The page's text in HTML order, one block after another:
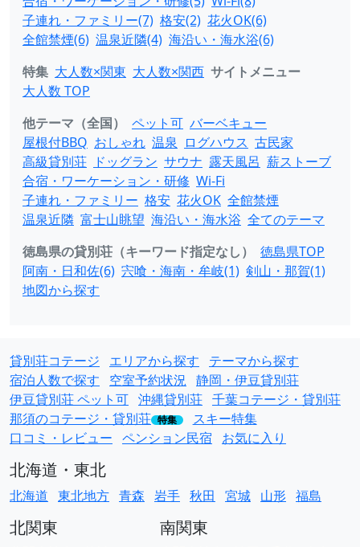
子連れ・ファミリー(7) 格安(2) 花火OK(6)
全館禁煙(6) 温泉近隣(4) 海沿い・海水浴(6)
特集 大人数×関東 大人数×関西 サイトメニュー
大人数 TOP
他テーマ（全国）
ペット可 バーベキュー
屋根付BBQ おしゃれ 温泉 ログハウス 古民家
高級貸別荘 ドッグラン サウナ 露天風呂 薪ストーブ
合宿・ワーケーション・研修 Wi-Fi
子連れ・ファミリー 格安 花火OK 全館禁煙
温泉近隣 富士山眺望 海沿い・海水浴 全てのテーマ
徳島県の貸別荘（キーワード指定なし）
徳島県TOP
阿南・日和佐(6) 宍喰・海南・牟岐(1) 剣山・那賀(1)
地図から探す
貸別荘コテージ エリアから探す
テーマから探す
宿泊人数で探す
空室予約状況 静岡・伊豆貸別荘
伊豆貸別荘 ペット可 沖縄貸別荘 千葉コテージ・貸別荘
那須のコテージ・貸別荘 特集
スキー特集
口コミ・レビュー ペンション民宿 お気に入り
北海道・東北
北海道 東北地方 青森 岩手 秋田 宮城 山形 福島
北関東 南関東